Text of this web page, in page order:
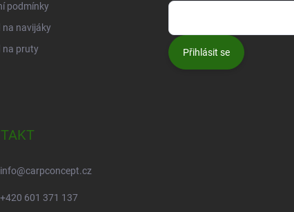
podmínky
na navijáky
na pruty
Přihlásit se
info@carpconcept.cz
+420 601 371 137